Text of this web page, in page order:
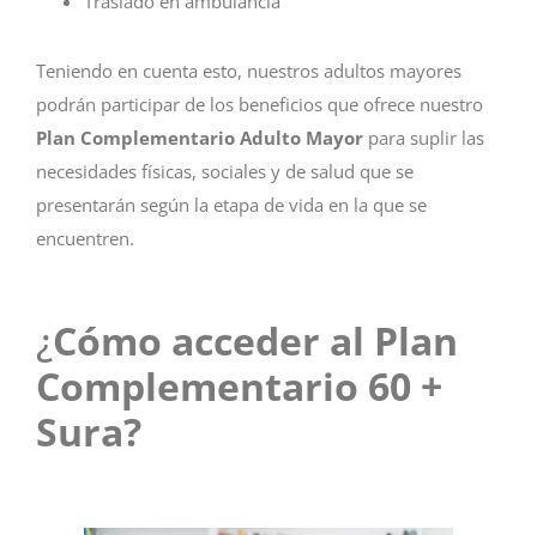
Teniendo en cuenta esto, nuestros adultos mayores
podrán participar de los beneficios que ofrece nuestro
Plan Complementario Adulto Mayor para suplir las
necesidades físicas, sociales y de salud que se
presentarán según la etapa de vida en la que se
encuentren.
¿Cómo acceder al Plan
Complementario 60 +
Sura?